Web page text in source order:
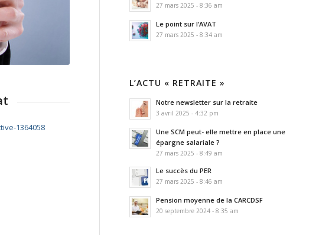
1364058
27 mars 2025 - 8:36 am
Le point sur l’AVAT
27 mars 2025 - 8:34 am
L’ACTU « RETRAITE »
Notre newsletter sur la retraite
3 avril 2025 - 4:32 pm
Une SCM peut- elle mettre en place une
épargne salariale ?
27 mars 2025 - 8:49 am
Le succès du PER
27 mars 2025 - 8:46 am
Pension moyenne de la CARCDSF
20 septembre 2024 - 8:35 am